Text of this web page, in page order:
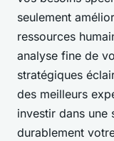
seulement
ressources
analyse fine de
stratégiques
des meilleurs
investir dans une
durablement